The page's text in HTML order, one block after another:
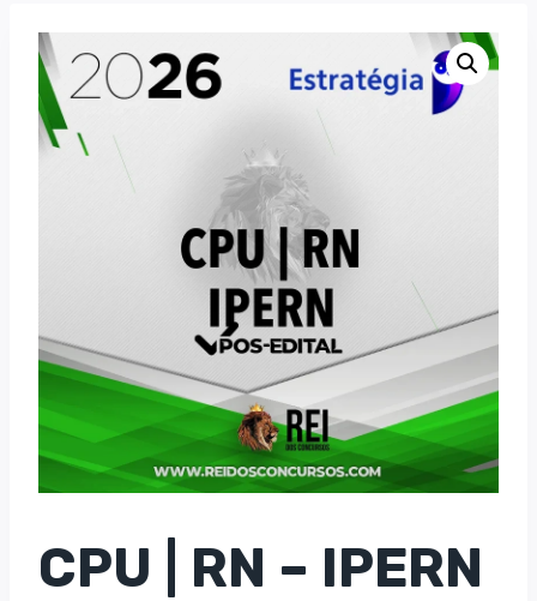
CPU | RN – IPERN